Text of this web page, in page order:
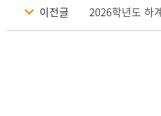
이전글